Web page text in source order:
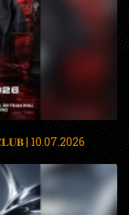
| 10.07.2026